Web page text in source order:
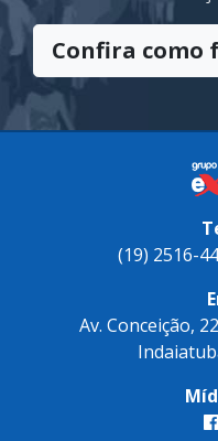
significado de
premiação pelo
em
(19) 2516-
Av. Conceição,